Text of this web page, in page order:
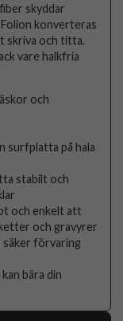
skyddar
konverteras
skriva och titta.
vare halkfria
och
surfplatta på hala
stabilt och
och enkelt att
och gravyrer
förvaring
bära din